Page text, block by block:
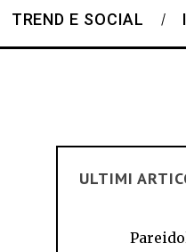
TREND E SOCIAL
ULTIMI